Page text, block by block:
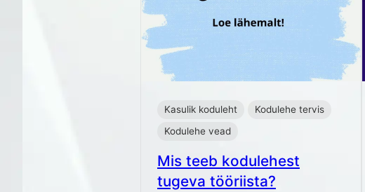
Kasulik koduleht
Kodulehe tervis
Kodulehe vead
Mis teeb kodulehest
tugeva tööriista?